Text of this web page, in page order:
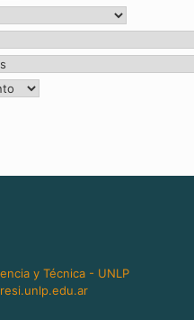
y Técnica - UNLP